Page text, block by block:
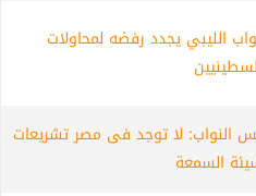
الليبي يجدد رفضه لمحاولات
النواب: لا توجد فى مصر تشريعات
السمعة